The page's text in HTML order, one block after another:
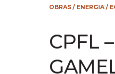
OBRAS / ENERGIA/
CPFL